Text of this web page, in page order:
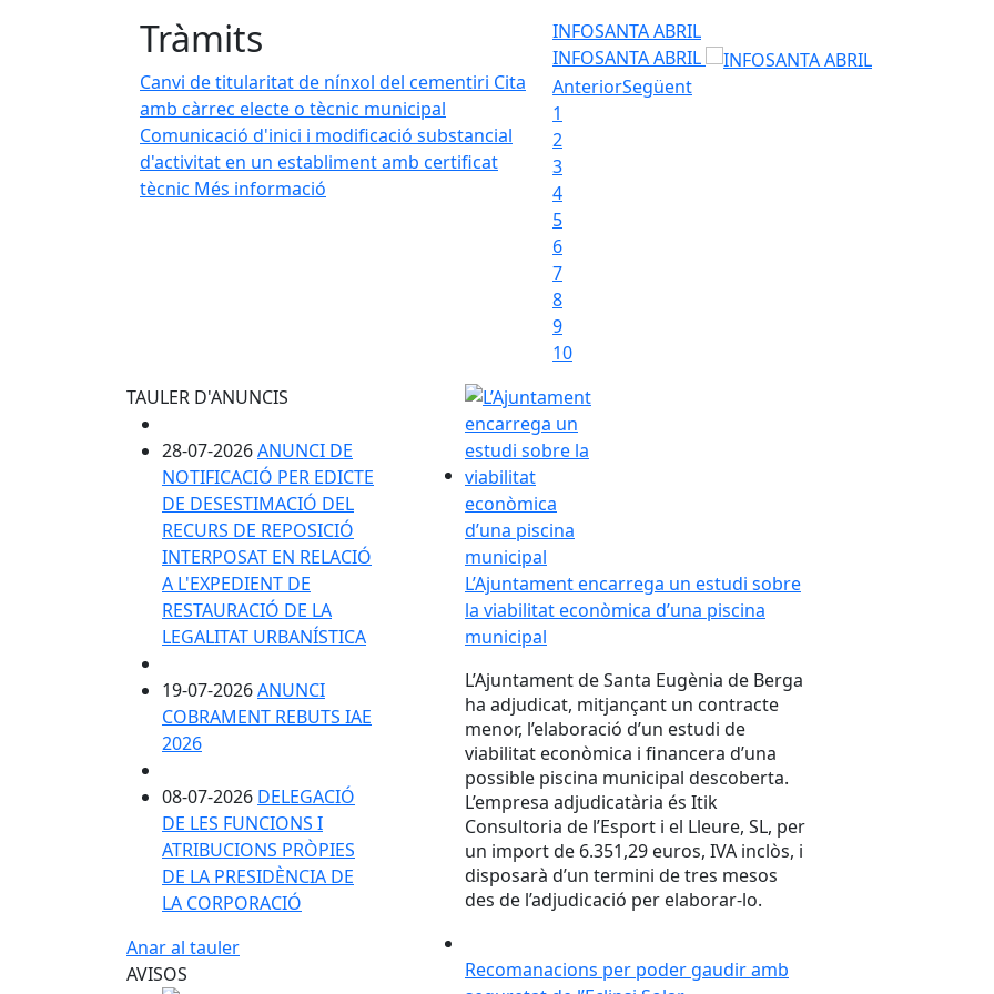
Tràmits
Canvi de titularitat de nínxol del cementiri Cita
amb càrrec electe o tècnic municipal
Comunicació d'inici i modificació substancial
d'activitat en un establiment amb certificat
tècnic Més informació
INFOSANTA ABRIL
INFOSANTA ABRIL
AnteriorSegüent
1
2
3
4
5
6
7
8
9
10
TAULER D'ANUNCIS
28-07-2026ANUNCI DE
NOTIFICACIÓ PER EDICTE
DE DESESTIMACIÓ DEL
RECURS DE REPOSICIÓ
INTERPOSAT EN RELACIÓ
A L'EXPEDIENT DE
RESTAURACIÓ DE LA
LEGALITAT URBANÍSTICA
19-07-2026ANUNCI
COBRAMENT REBUTS IAE
2026
08-07-2026 DELEGACIÓ
DE LES FUNCIONS I
ATRIBUCIONS PRÒPIES
DE LA PRESIDÈNCIA DE
LA CORPORACIÓ
Anar al tauler
AVISOS
L’Ajuntament encarrega un estudi sobre
la viabilitat econòmica d’una piscina
municipal
L’Ajuntament de Santa Eugènia de Berga
ha adjudicat, mitjançant un contracte
menor, l’elaboració d’un estudi de
viabilitat econòmica i financera d’una
possible piscina municipal descoberta.
L’empresa adjudicatària és Itik
Consultoria de l’Esport i el Lleure, SL, per
un import de 6.351,29 euros, IVA inclòs, i
disposarà d’un termini de tres mesos
des de l’adjudicació per elaborar-lo.
Recomanacions per poder gaudir amb